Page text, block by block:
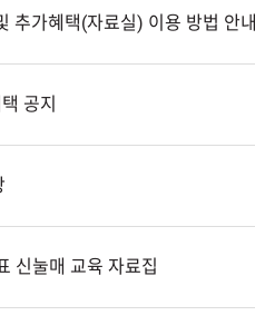
추가혜택(자료실)이용방법안내
공지
신눌매교육자료집